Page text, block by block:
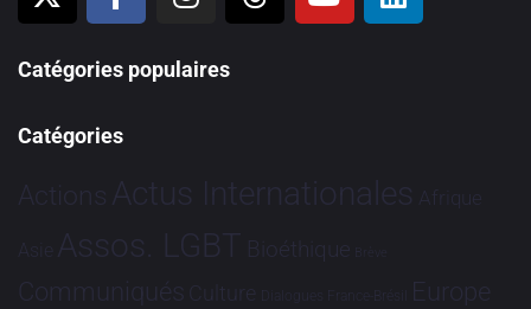
Catégories populaires
Catégories
Actions Actus Internationales Afrique
Asie Assos. LGBT Bioéthique Brève
Communiqués Culture Dialogues France-Brésil Europe